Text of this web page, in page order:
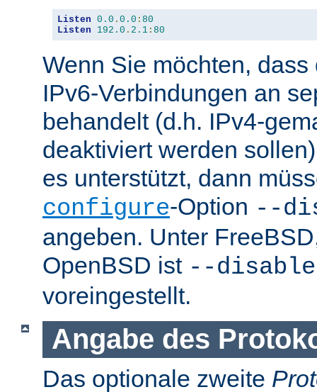
Listen 0.0 . 0.0 : 80
Listen
192.0 . 2.1 : 80
Wenn Sie möchten,
IPv6-Verbindungen an
behandelt (d.h. IPv4-
deaktiviert werden
es unterstützt, dann
configure-Option --
angeben. Unter
OpenBSD ist --
voreingestellt.
Angabe des
Das optionale zweite